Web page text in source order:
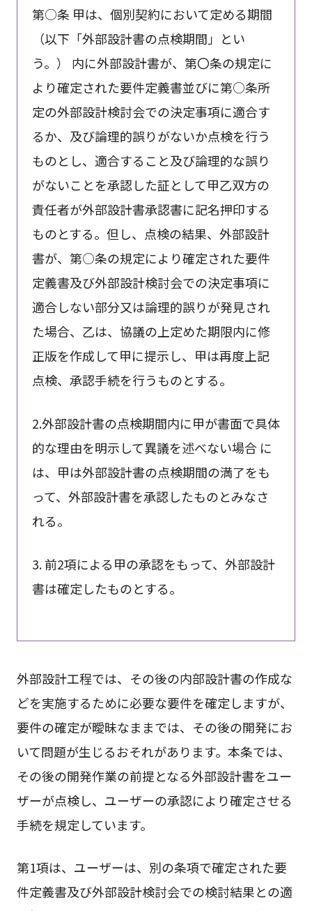
第○条 甲は、個別契約において定める期間
（以下「外部設計書の点検期間」とい
う。） 内に外部設計書が、第〇条の規定に
より確定された要件定義書並びに第○条所
定の外部設計検討会での決定事項に適合す
るか、及び論理的誤りがないか点検を行う
ものとし、適合すること及び論理的な誤り
がないことを承認した証として甲乙双方の
責任者が外部設計書承認書に記名押印する
ものとする。但し、点検の結果、外部設計
書が、第○条の規定により確定された要件
定義書及び外部設計検討会での決定事項に
適合しない部分又は論理的誤りが発見され
た場合、乙は、協議の上定めた期限内に修
正版を作成して甲に提示し、甲は再度上記
点検、承認手続を行うものとする。
2.外部設計書の点検期間内に甲が書面で具体
的な理由を明示して異議を述べない場合 に
は、甲は外部設計書の点検期間の満了をも
って、外部設計書を承認したものとみなさ
れる。
3. 前2項による甲の承認をもって、外部設計
書は確定したものとする。
外部設計工程では、その後の内部設計書の作成な
どを実施するために必要な要件を確定しますが、
要件の確定が曖昧なままでは、その後の開発にお
いて問題が生じるおそれがあります。本条では、
その後の開発作業の前提となる外部設計書をユー
ザーが点検し、ユーザーの承認により確定させる
手続を規定しています。
第1項は、ユーザーは、別の条項で確定された要
件定義書及び外部設計検討会での検討結果との適